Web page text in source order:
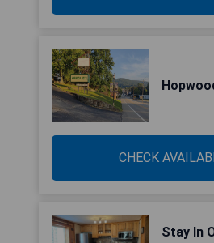
CHECK
Stay In